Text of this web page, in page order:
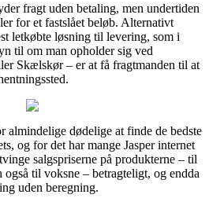
fragt uden betaling, men undertiden
for et fastslået beløb. Alternativt
letkøbte løsning til levering, som i
til om man opholder sig ved
Skælskør – er at få fragtmanden til at
almindelige dødelige at finde de bedste
og for det har mange Jasper internet
salgspriserne på produkterne – til
også til voksne – betragteligt, og endda
uden beregning.